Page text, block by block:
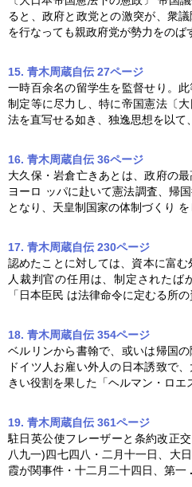
ると、政府と政党との激突が、衆
を行なっても親政府党が勢力をのば
15. 青木周蔵自伝 27ページ
一時百余名の留学生を監督せり。
制定等に尽力し、特に帝国憲法〔
法を直写せる如き、独逸思想を以て
16. 青木周蔵自伝 36ページ
大久保・岩倉亡きあとは、政府の
ヨーロ ッパに赴いて憲法調査、帰国
となり、天皇制国家の体制づくり を
17. 青木周蔵自伝 230ページ
認めたことに対しては、資本に富
人裁判官の任用は、制定されたば
「日本臣民 は法律命令に定むる所の
18. 青木周蔵自伝 354ページ
ベルリンから書翰で、或いは帰国
ドイツ人お雇い外人の日本誘致で、
きい役割を果した「ヘルマン・ロエ
19. 青木周蔵自伝 361ページ
駐日英公使フレーザーと条約改正
八九一)四七四八・二月十一日、 大
霞が関事件・十二月二十四日、第一